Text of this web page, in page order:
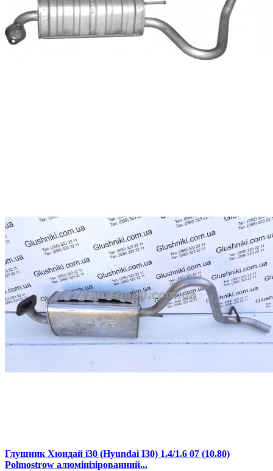
Глушник Хюндай і30 (Hyundai I30) 1.4/1.6 07 (10.80)
Polmostrow алюмінізірованний...